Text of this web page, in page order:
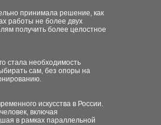
принимала решение, как
работы не более двух
получить более целостное
стала необходимость
сам, без опоры на
искусства в России.
включая
в рамках параллельной